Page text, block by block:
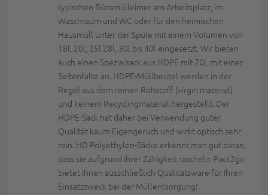
typischen Büromülleimer am Arbeitsplatz, im
Waschraum und WC oder für den heimischen
Hausmüll unter der Spüle mit einem Volumen von
18l, 20l, 25l 28l, 30l bis 40l eingesetzt. Wir bieten
auch einen Spezialsack aus HDPE mit 70L mit einer
Seitenfalte an. HDPE-Müllbeutel werden in der
Regel aus dem reinen Rohstoff (virgin material)
und keinem Recyclingmaterial hergestellt. Der
HDPE-Sack hat daher bei Verwendung guter
Qualität kaum Eigengeruch und wirkt optisch sehr
rein. HD Polyethylen-Säcke erkennt man gut daran,
dass sie aufgrund ihrer Zähigkeit rascheln. Pack2go
bietet Ihnen ausschließlich Qualitätsware für Ihren
Einsatzzweck bei der Müllentsorgung!